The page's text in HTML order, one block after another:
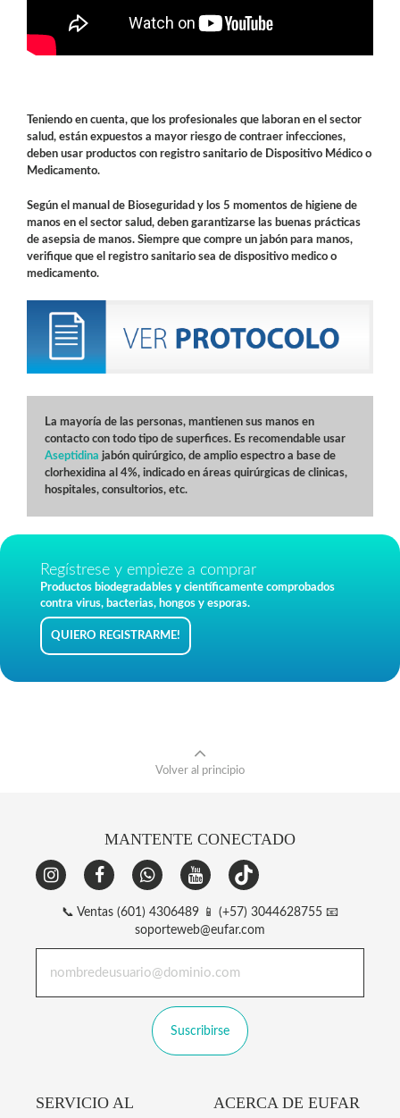
Teniendo en cuenta, que los profesionales que laboran en el sector
salud, están expuestos a mayor riesgo de contraer infecciones,
deben usar productos con registro sanitario de Dispositivo Médico o
Medicamento.
Según el manual de Bioseguridad y los 5 momentos de higiene de
manos en el sector salud, deben garantizarse las buenas prácticas
de asepsia de manos. Siempre que compre un jabón para manos,
verifique que el registro sanitario sea de dispositivo medico o
medicamento.
La mayoría de las personas, mantienen sus manos en
contacto con todo tipo de superfices. Es recomendable usar
Aseptidina jabón quirúrgico, de amplio espectro a base de
clorhexidina al 4%, indicado en áreas quirúrgicas de clinicas,
hospitales, consultorios, etc.
Regístrese y empieze a comprar
Productos biodegradables y científicamente comprobados
contra virus, bacterias, hongos y esporas.
QUIERO REGISTRARME!
Volver al principio
MANTENTE CONECTADO
📞 Ventas (601) 4306489 📱 (+57) 3044628755 📧
soporteweb@eufar.com
Suscribirse
SERVICIO AL
ACERCA DE EUFAR